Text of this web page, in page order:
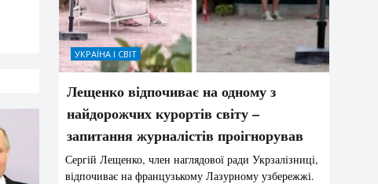
УКРАЇНА І СВІТ
Лещенко відпочиває на одному з
найдорожчих курортів світу –
запитання журналістів проігнорував
Сергій Лещенко, член наглядової ради Укрзалізниці,
відпочиває на французькому Лазурному узбережжі.